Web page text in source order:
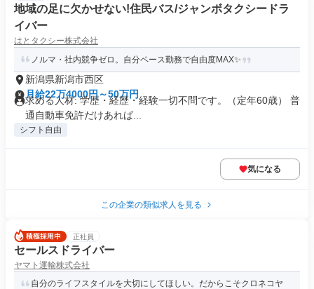
地域の足に欠かせない!住民バス/ジャンボタクシードラ
イバー
はとタクシー株式会社
ノルマ・社内競争ゼロ。自分ペース勤務で自由度MAX✨
新潟県新潟市西区
月給22万4000円～50万円
求める人材: 学歴・経歴・経験一切不問です。（定年60歳） 普
通自動車免許だけあれば...
シフト自由
気になる
この企業の類似求人を見る
正社員
セールスドライバー
ヤマト運輸株式会社
自分のライフスタイルを大切にしてほしい。だからこそクロネコヤ